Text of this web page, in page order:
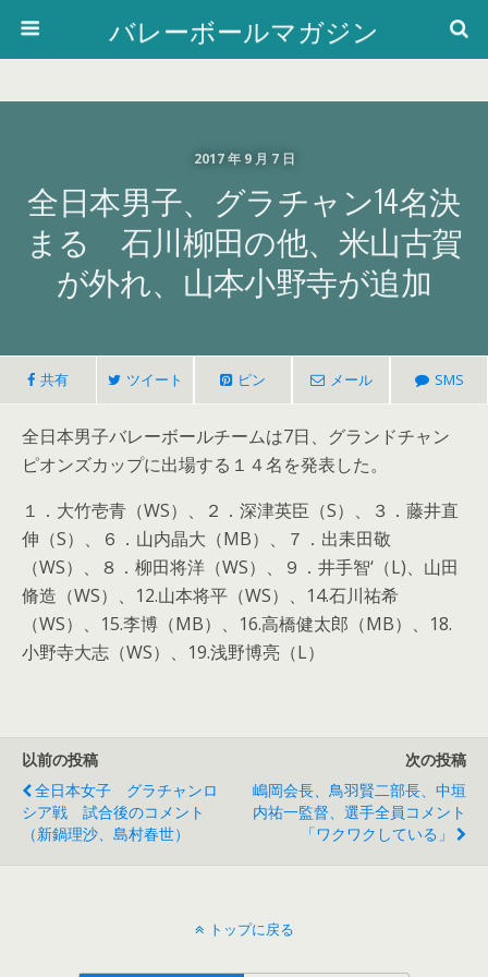
バレーボールマガジン
2017 年 9 月 7 日
全日本男子、グラチャン14名決
まる 石川柳田の他、米山古賀
が外れ、山本小野寺が追加
共有 ツイート ピン メール SMS
全日本男子バレーボールチームは7日、グランドチャン
ピオンズカップに出場する１４名を発表した。
１．大竹壱青（WS）、２．深津英臣（S）、３．藤井直
伸（S）、６．山内晶大（MB）、７．出耒田敬
（WS）、８．柳田将洋（WS）、９．井手智‘（L)、山田
脩造（WS）、12.山本将平（WS）、14.石川祐希
（WS）、15.李博（MB）、16.高橋健太郎（MB）、18.
小野寺大志（WS）、19.浅野博亮（L）
以前の投稿
全日本女子 グラチャンロ
シア戦 試合後のコメント
（新鍋理沙、島村春世）
次の投稿
嶋岡会長、鳥羽賢二部長、中垣
内祐一監督、選手全員コメント
「ワクワクしている」
トップに戻る